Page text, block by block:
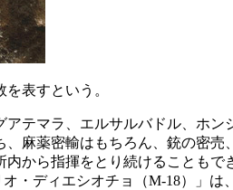
表すという。
テマラ、エルサルバドル、ホ
麻薬密輸はもちろん、銃の密
から指揮をとり続けることもで
・ディエシオチョ（M-18）」